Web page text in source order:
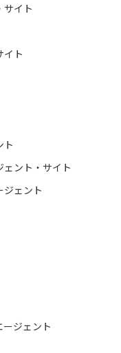
サイト
イト
ト
ント・サイト
ジェント
ジェント